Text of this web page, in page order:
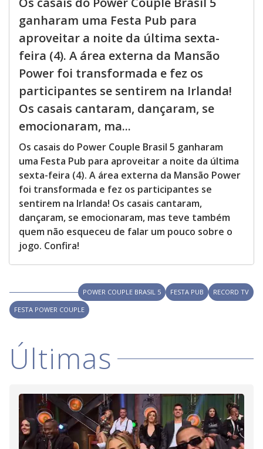
ganharam uma Festa Pub para
aproveitar a noite da última sexta-
feira (4). A área externa da Mansão
Power foi transformada e fez os
participantes se sentirem na Irlanda!
Os casais cantaram, dançaram, se
emocionaram, ma...
Os casais do Power Couple Brasil 5 ganharam
uma Festa Pub para aproveitar a noite da última
sexta-feira (4). A área externa da Mansão Power
foi transformada e fez os participantes se
sentirem na Irlanda! Os casais cantaram,
dançaram, se emocionaram, mas teve também
quem não esqueceu de falar um pouco sobre o
jogo. Confira!
POWER COUPLE BRASIL 5 FESTA PUB
RECORD TV
FESTA POWER COUPLE
Últimas